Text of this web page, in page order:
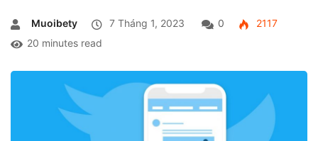
Muoibety 7 Tháng 1, 2023 0
2117
20 minutes read